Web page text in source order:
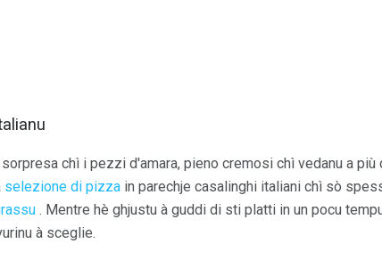
chì i pezzi d'amara, pieno cremosi chì vedanu a più
selezione di pizza in parechje casalinghi italiani chì sò
. Mentre hè ghjustu à guddi di sti platti in un pocu
à sceglie.